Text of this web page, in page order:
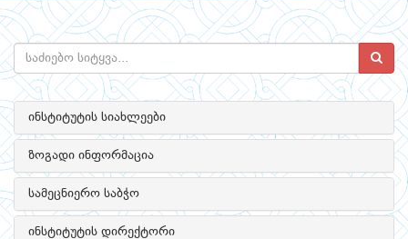
ინსტიტუტის სიახლეები
ზოგადი ინფორმაცია
სამეცნიერო საბჭო
ინსტიტუტის დირექტორი